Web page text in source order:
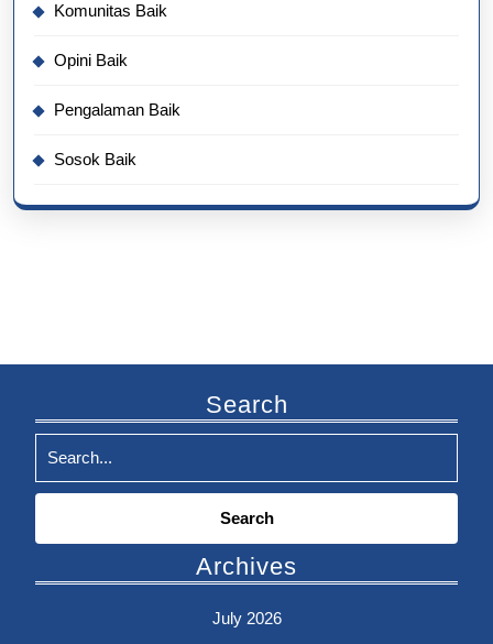
Komunitas Baik
Opini Baik
Pengalaman Baik
Sosok Baik
Search
Search
Archives
July 2026